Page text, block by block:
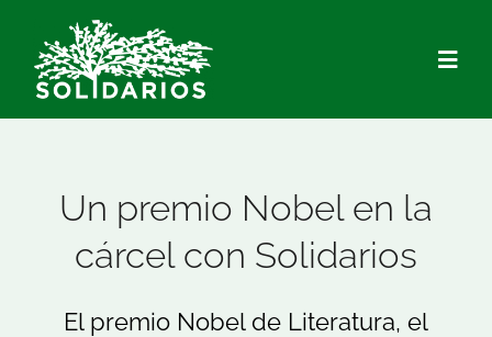
contenido
Qué hacemos
Un premio Nobel en la
cárcel con Solidarios
El premio Nobel de Literatura, el